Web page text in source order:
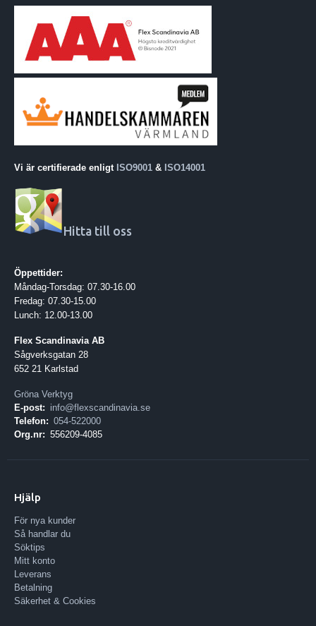
Vi är certifierade enligt ISO9001 & ISO14001
Hitta till oss
Öppettider:
Måndag-Torsdag: 07.30-16.00
Fredag: 07.30-15.00
Lunch: 12.00-13.00
Flex Scandinavia AB
Sågverksgatan 28
652 21 Karlstad
Gröna Verktyg
E-post: info@flexscandinavia.se
Telefon: 054-522000
Org.nr: 556209-4085
Hjälp
För nya kunder
Så handlar du
Söktips
Mitt konto
Leverans
Betalning
Säkerhet & Cookies